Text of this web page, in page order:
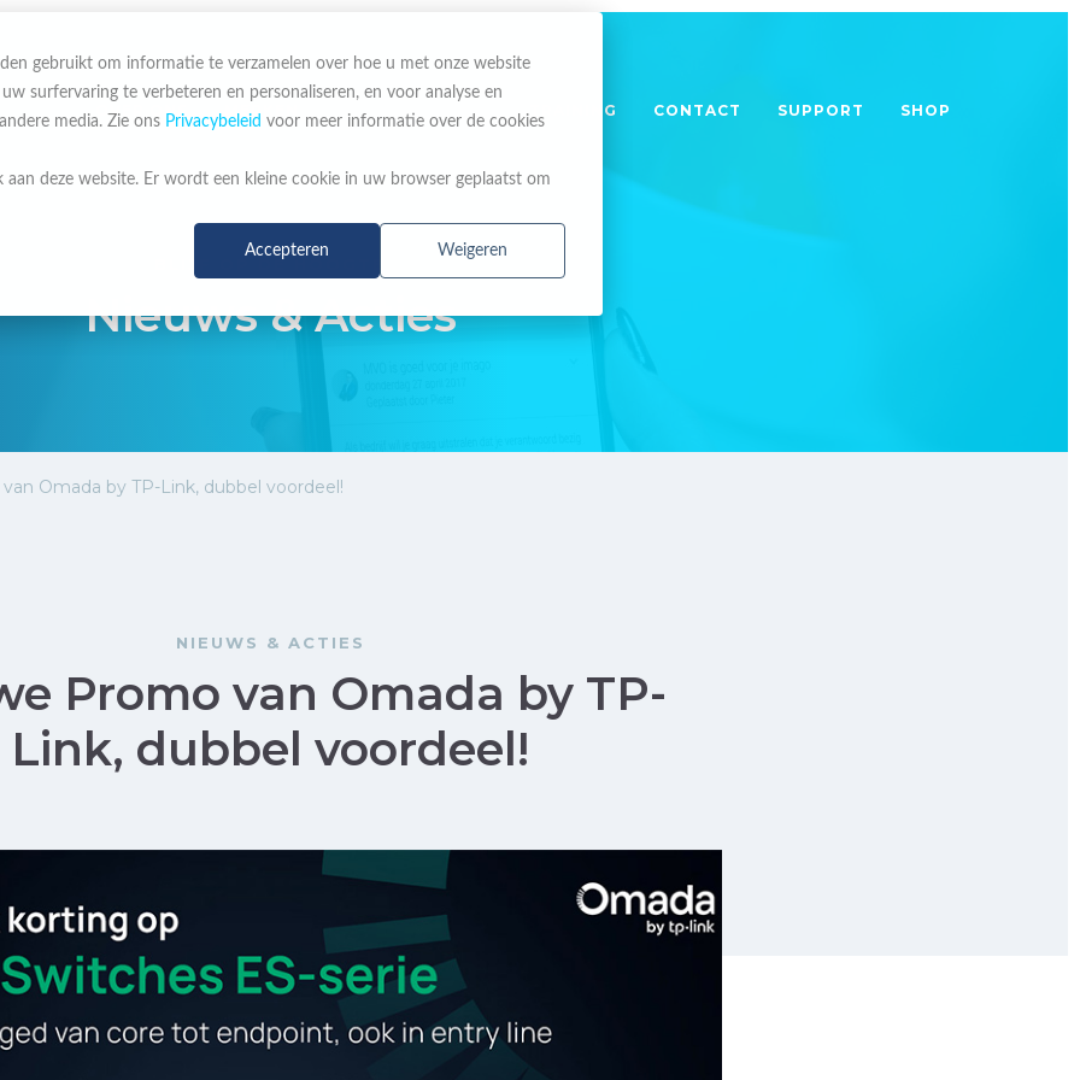
gebruikt om informatie te verzamelen over hoe u met onze website
surfervaring te verbeteren en personaliseren, en voor analyse en
media. Zie ons Privacybeleid voor meer informatie over de cookies
deze website. Er wordt een kleine cookie in uw browser geplaatst om
Accepteren Weigeren
OVER ONS MERKEN NIEUWS & ACTIES TRAINING CONTACT SUPPORT SHOP
BLIJF OP DE HOOGTE
Nieuws & Acties
Omada by TP-Link, dubbel voordeel!
NIEUWS & ACTIES
Promo van Omada by TP-
Link, dubbel voordeel!